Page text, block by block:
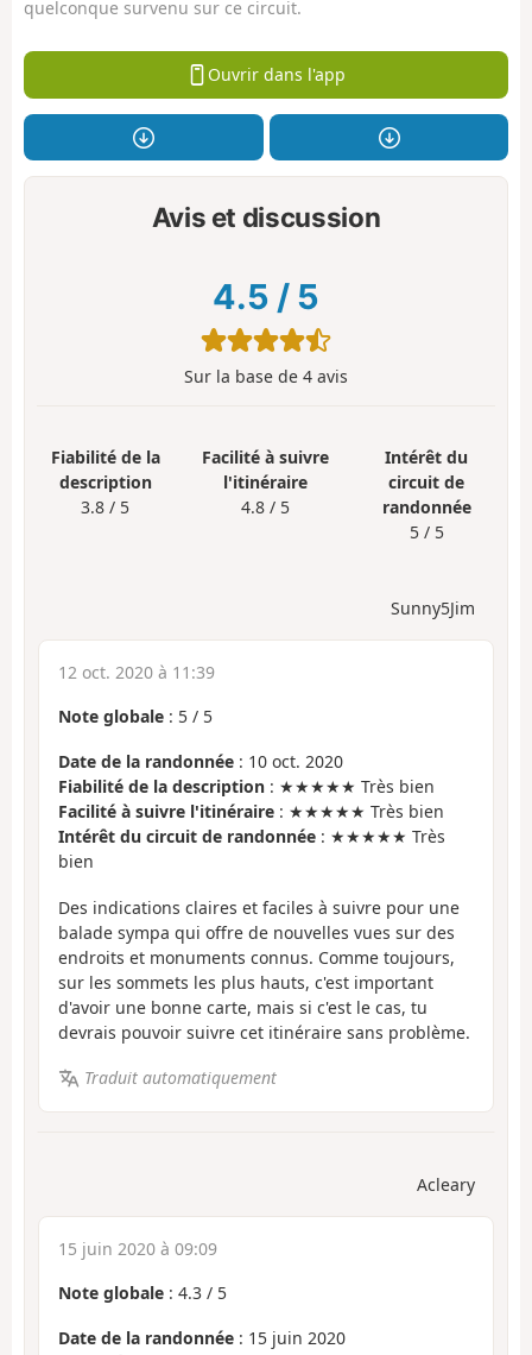
quelconque survenu sur ce circuit.
Ouvrir dans l'app
Avis et discussion
4.5 / 5
Sur la base de 4 avis
Fiabilité de la
description
3.8 / 5
Facilité à suivre
l'itinéraire
4.8 / 5
Intérêt du
circuit de
randonnée
5 / 5
Sunny5Jim
12 oct. 2020 à 11:39
Note globale : 5 / 5
Date de la randonnée : 10 oct. 2020
Fiabilité de la description : ★★★★★ Très bien
Facilité à suivre l'itinéraire : ★★★★★ Très bien
Intérêt du circuit de randonnée : ★★★★★ Très
bien
Des indications claires et faciles à suivre pour une
balade sympa qui offre de nouvelles vues sur des
endroits et monuments connus. Comme toujours,
sur les sommets les plus hauts, c'est important
d'avoir une bonne carte, mais si c'est le cas, tu
devrais pouvoir suivre cet itinéraire sans problème.
Traduit automatiquement
Acleary
15 juin 2020 à 09:09
Note globale : 4.3 / 5
Date de la randonnée : 15 juin 2020